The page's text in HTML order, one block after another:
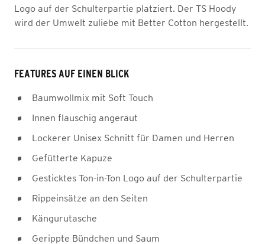
Logo auf der Schulterpartie platziert. Der TS Hoody
wird der Umwelt zuliebe mit Better Cotton hergestellt.
FEATURES AUF EINEN BLICK
Baumwollmix mit Soft Touch
Innen flauschig angeraut
Lockerer Unisex Schnitt für Damen und Herren
Gefütterte Kapuze
Gesticktes Ton-in-Ton Logo auf der Schulterpartie
Rippeinsätze an den Seiten
Kängurutasche
Gerippte Bündchen und Saum